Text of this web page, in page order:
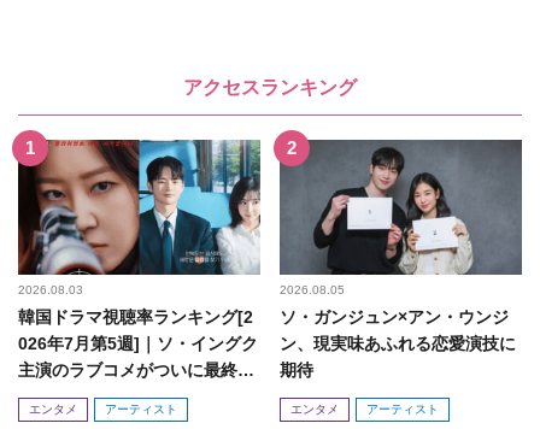
アクセスランキング
2026.08.03
韓国ドラマ視聴率ランキング[2
026年7月第5週]｜ソ・イングク
主演のラブコメがついに最終
回！
エンタメ アーティスト
2026.08.05
ソ・ガンジュン×アン・ウンジ
ン、現実味あふれる恋愛演技に
期待
エンタメ アーティスト